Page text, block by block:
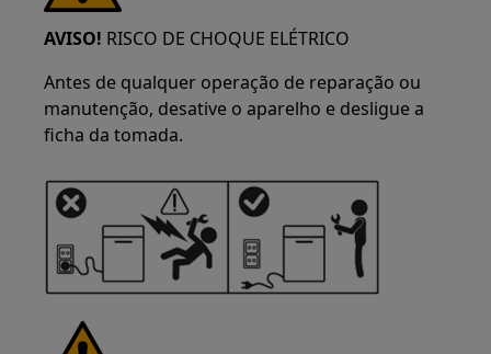
AVISO! RISCO DE CHOQUE ELÉTRICO
Antes de qualquer operação de reparação ou
manutenção, desative o aparelho e desligue a
ficha da tomada.